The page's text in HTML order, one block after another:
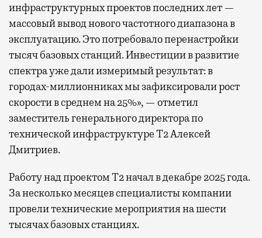
инфраструктурных проектов последних лет —
массовый вывод нового частотного диапазона в
эксплуатацию. Это потребовало перенастройки
тысяч базовых станций. Инвестиции в развитие
спектра уже дали измеримый результат: в
городах-миллионниках мы зафиксировали рост
скорости в среднем на 25%», — отметил
заместитель генерального директора по
технической инфраструктуре Т2 Алексей
Дмитриев.
Работу над проектом Т2 начал в декабре 2025 года.
За несколько месяцев специалисты компании
провели технические мероприятия на шести
тысячах базовых станциях.